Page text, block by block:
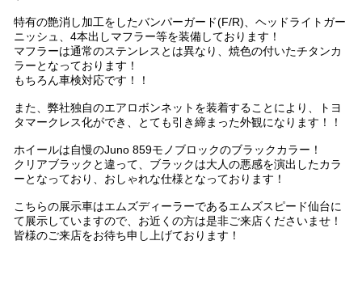
特有の艶消し加工をしたバンパーガード(F/R)、ヘッドライトガー
ニッシュ、4本出しマフラー等を装備しております！
マフラーは通常のステンレスとは異なり、焼色の付いたチタンカ
ラーとなっております！
もちろん車検対応です！！
また、弊社独自のエアロボンネットを装着することにより、トヨ
タマークレス化ができ、とても引き締まった外観になります！！
ホイールは自慢のJuno 859モノブロックのブラックカラー！
クリアブラックと違って、ブラックは大人の悪感を演出したカラ
ーとなっており、おしゃれな仕様となっております！
こちらの展示車はエムズディーラーであるエムズスピード仙台に
て展示していますので、お近くの方は是非ご来店くださいませ！
皆様のご来店をお待ち申し上げております！